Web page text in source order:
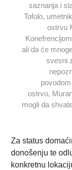
saznanja i
Tofolo,
ostrvu
ali da će
svesni
ostrvo,
mogli da
Za status
donošenju te
konkretnu